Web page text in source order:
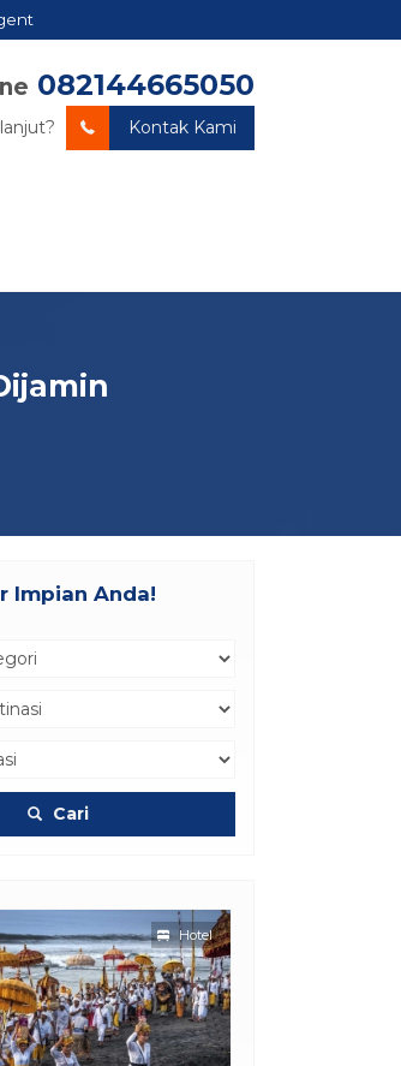
082144665050
Kontak Kami
Impian Anda!
Cari